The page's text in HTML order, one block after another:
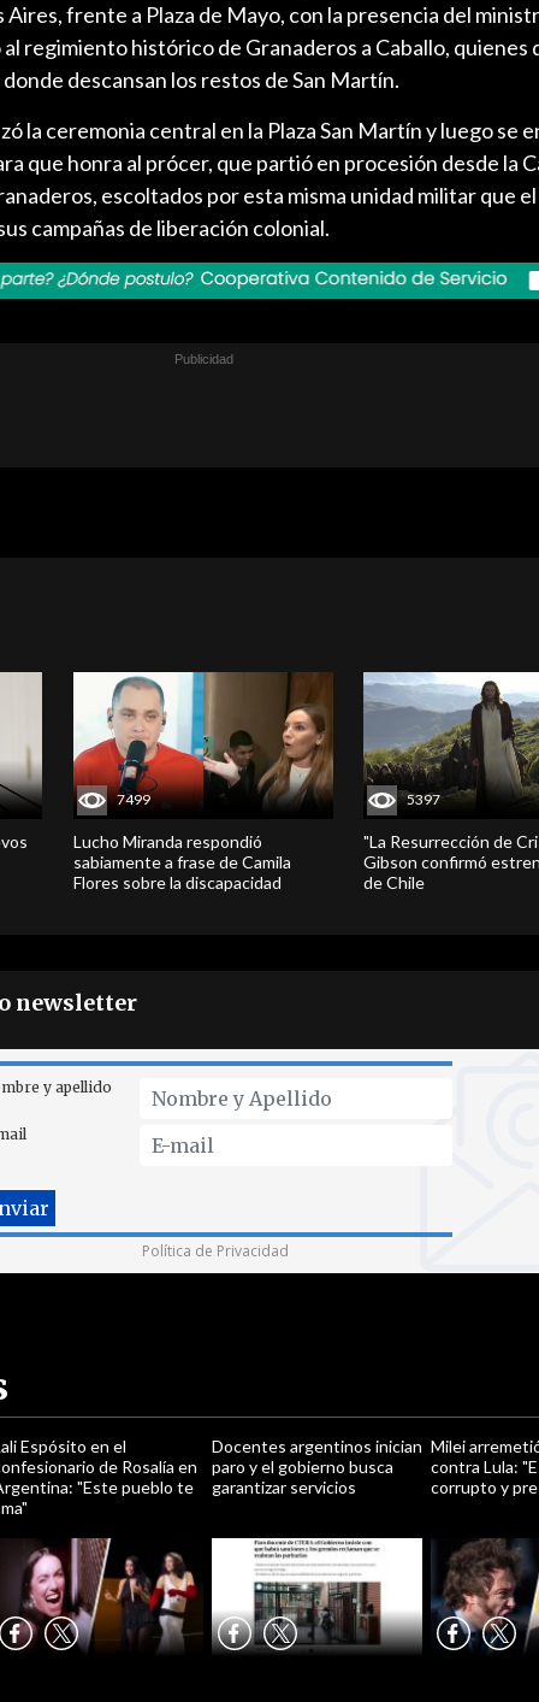
frente a Plaza de Mayo, con la presencia del
regimiento histórico de Granaderos a Caballo, quienes
descansan los restos de San Martín.
la ceremonia central en la Plaza San Martín y luego se
que honra al prócer, que partió en procesión desde la
escoltados por esta misma unidad militar que
campañas de liberación colonial.
7499
Lucho Miranda respondió
sabiamente a frase de Camila
Flores sobre la discapacidad
5397
"La Resurrección de
Gibson confirmó
de Chile
newsletter
y apellido
Política de Privacidad
Espósito en el
de Rosalía en
"Este pueblo te
Docentes argentinos inician
paro y el gobierno busca
garantizar servicios
Milei
contra Lula:
corrupto y